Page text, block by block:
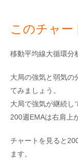
このチャー
移動平均線大循環分
大局の強気と弱気の
てみましょう。
大局で強気が継続し
200週EMAは右肩上
チャートを見ると
ます。